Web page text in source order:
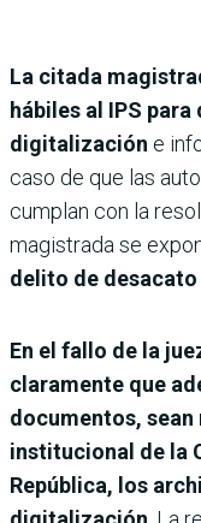
La citada
hábiles al IPS
digitalización e
caso de que las
cumplan con la
magistrada se
delito de
En el fallo de la
claramente que
documentos,
institucional de la
República, los